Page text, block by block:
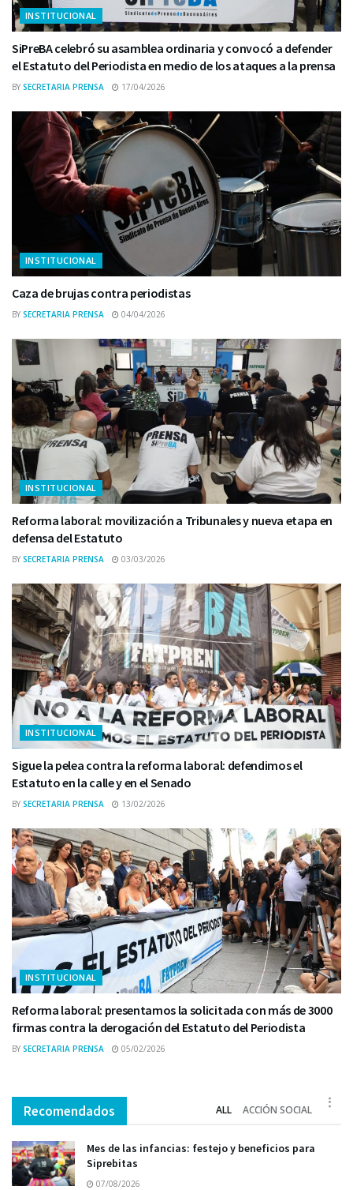
INSTITUCIONAL
SiPreBA celebró su asamblea ordinaria y convocó a defender
el Estatuto del Periodista en medio de los ataques a la prensa
BY SECRETARIA PRENSA 17/04/2026
INSTITUCIONAL
Caza de brujas contra periodistas
BY SECRETARIA PRENSA 04/04/2026
INSTITUCIONAL
Reforma laboral: movilización a Tribunales y nueva etapa en
defensa del Estatuto
BY SECRETARIA PRENSA 03/03/2026
INSTITUCIONAL
Sigue la pelea contra la reforma laboral: defendimos el
Estatuto en la calle y en el Senado
BY SECRETARIA PRENSA 13/02/2026
INSTITUCIONAL
Reforma laboral: presentamos la solicitada con más de 3000
firmas contra la derogación del Estatuto del Periodista
BY SECRETARIA PRENSA 05/02/2026
Recomendados ALL ACCIÓN SOCIAL
Mes de las infancias: festejo y beneficios para
Siprebitas
07/08/2026